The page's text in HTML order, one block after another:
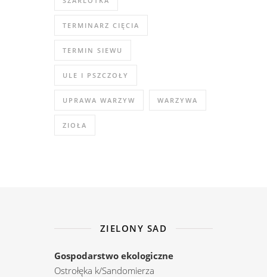
TERMINARZ CIĘCIA
TERMIN SIEWU
ULE I PSZCZOŁY
UPRAWA WARZYW WARZYWA
ZIOŁA
ZIELONY SAD
Gospodarstwo ekologiczne
Ostrołęka k/Sandomierza